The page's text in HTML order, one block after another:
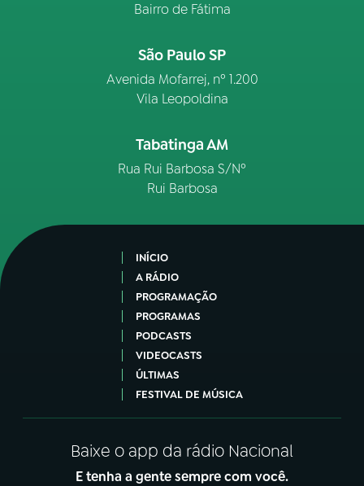
Bairro de Fátima
São Paulo SP
Avenida Mofarrej, nº 1.200
Vila Leopoldina
Tabatinga AM
Rua Rui Barbosa S/Nº
Rui Barbosa
INÍCIO
A RÁDIO
PROGRAMAÇÃO
PROGRAMAS
PODCASTS
VIDEOCASTS
ÚLTIMAS
FESTIVAL DE MÚSICA
Baixe o app da rádio Nacional
E tenha a gente sempre com você.